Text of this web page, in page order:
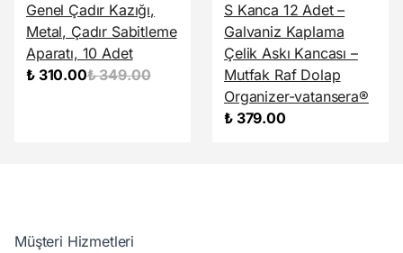
Genel Çadır Kazığı,
Metal, Çadır Sabitleme
Aparatı, 10 Adet
₺ 310.00₺ 349.00
S Kanca 12 Adet –
Galvaniz Kaplama
Çelik Askı Kancası –
Mutfak Raf Dolap
Organizer-vatansera®
₺ 379.00
Müşteri Hizmetleri